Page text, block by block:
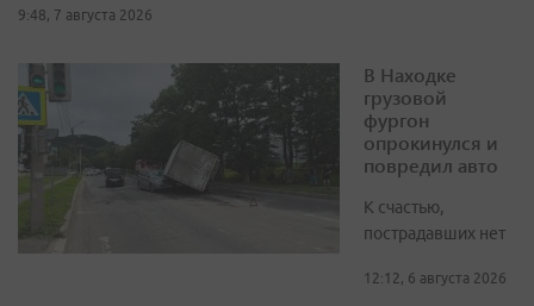
9:48, 7 августа 2026
В Находке
грузовой
фургон
опрокинулся и
повредил авто
К счастью,
пострадавших нет
12:12, 6 августа 2026